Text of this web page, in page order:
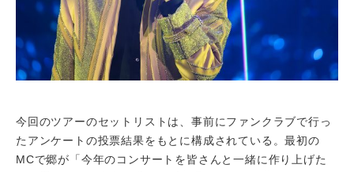
今回のツアーのセットリストは、事前にファンクラブで行っ
たアンケートの投票結果をもとに構成されている。最初の
MCで郷が「今年のコンサートを皆さんと一緒に作り上げた